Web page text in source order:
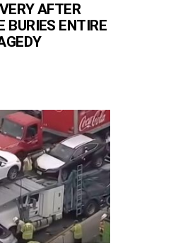
AFTER
BURIES ENTIRE